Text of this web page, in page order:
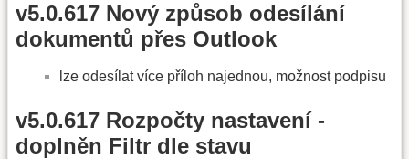
v5.0.617 Nový způsob odesílání
dokumentů přes Outlook
lze odesílat více příloh najednou, možnost podpisu
v5.0.617 Rozpočty nastavení -
doplněn Filtr dle stavu